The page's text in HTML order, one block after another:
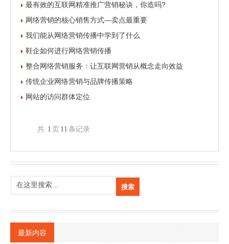
最有效的互联网精准推广营销秘诀，你造吗?
网络营销的核心销售方式—卖点最重要
我们能从网络营销传播中学到了什么
鞋企如何进行网络营销传播
整合网络营销服务：让互联网营销从概念走向效益
传统企业网络营销与品牌传播策略
网站的访问群体定位
共 1 页 11 条记录
最新内容